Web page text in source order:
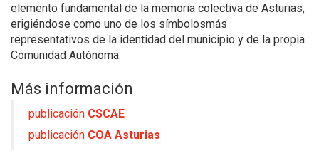
elemento fundamental de la memoria colectiva de Asturias,
erigiéndose como uno de los símbolosmás
representativos de la identidad del municipio y de la propia
Comunidad Autónoma.
Más información
publicación CSCAE
publicación COA Asturias